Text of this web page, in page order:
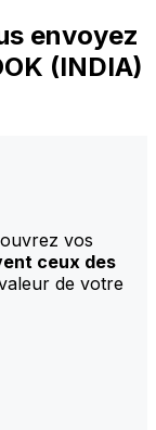
envoyez
(INDIA)
vos
ceux des
de votre